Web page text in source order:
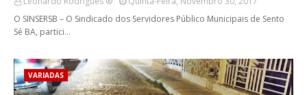
O SINSERSB – O Sindicado dos Servidores Público Municipais de Sento
Sé BA, partici…
VARIADAS